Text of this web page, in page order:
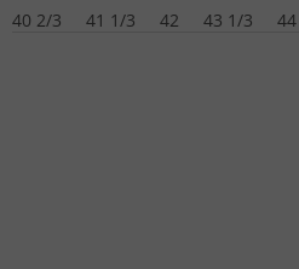
40 2/3
41 1/3 42 43 1/3 44